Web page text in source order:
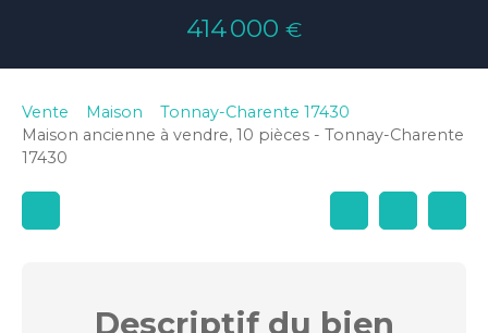
414 000 €
Vente Maison
Tonnay-Charente 17430
Maison ancienne à vendre, 10 pièces - Tonnay-Charente
17430
Descriptifdu bien